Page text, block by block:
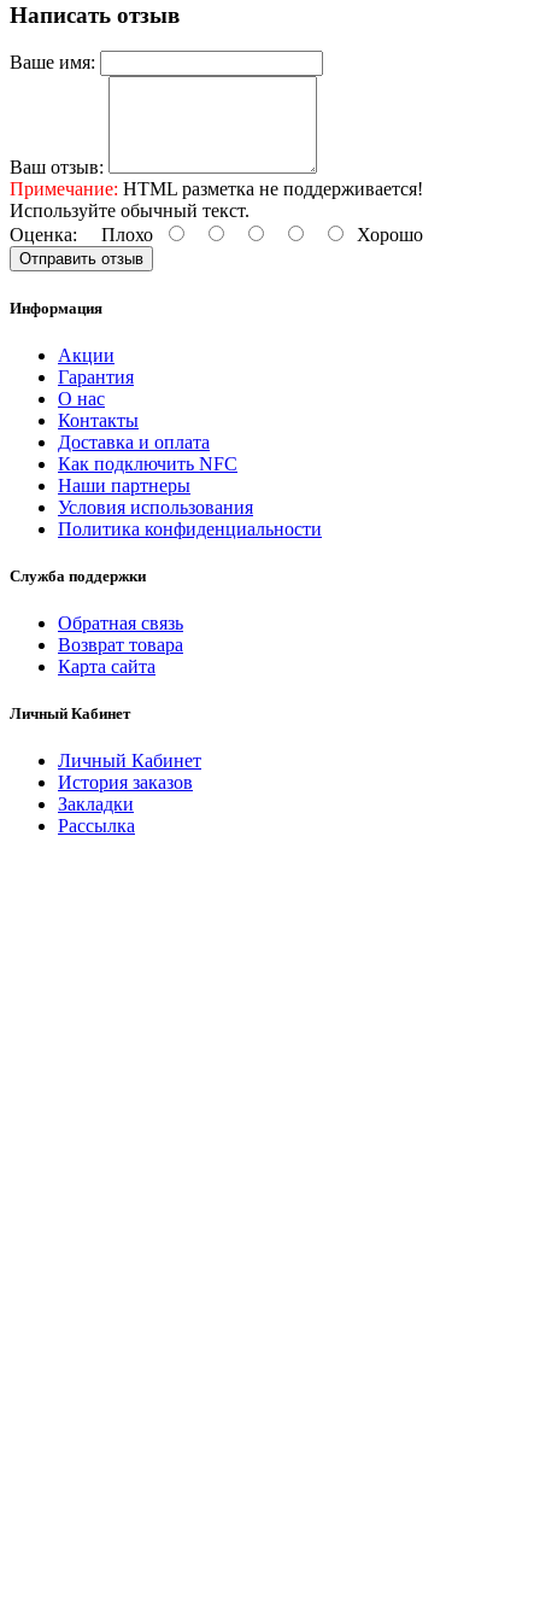
Написать отзыв
Ваше имя:
Ваш отзыв:
Примечание: HTML разметка не поддерживается!
Используйте обычный текст.
Оценка: Плохо Хорошо
Отправить отзыв
Информация
Акции
Гарантия
O нас
Контакты
Доставка и оплата
Как подключить NFC
Наши партнеры
Условия использования
Политика конфиденциальности
Служба поддержки
Обратная связь
Возврат товара
Карта сайта
Личный Кабинет
Личный Кабинет
История заказов
Закладки
Рассылка